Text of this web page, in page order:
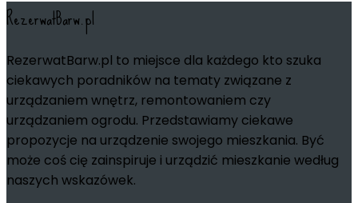
RezerwatBarw.pl
RezerwatBarw.pl to miejsce dla każdego kto szuka
ciekawych poradników na tematy związane z
urządzaniem wnętrz, remontowaniem czy
urządzaniem ogrodu. Przedstawiamy ciekawe
propozycje na urządzenie swojego mieszkania. Być
może coś cię zainspiruje i urządzić mieszkanie według
naszych wskazówek.